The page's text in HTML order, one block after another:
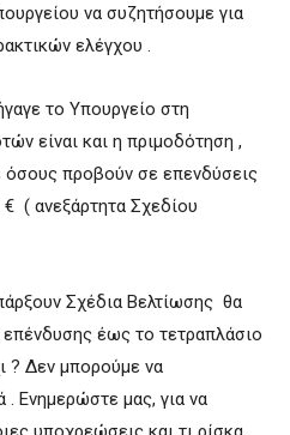
να συζητήσουμε για
ελέγχου .
το Υπουργείο στη
είναι και η πριμοδότηση ,
όσους προβούν σε επενδύσεις
( ανεξάρτητα Σχεδίου
Σχέδια Βελτίωσης θα
έως το τετραπλάσιο
? Δεν μπορούμε να
Ενημερώστε μας, για να